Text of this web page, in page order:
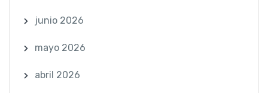
junio 2026
mayo 2026
abril 2026